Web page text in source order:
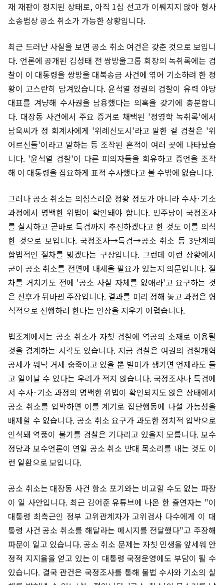
재 재판이 정지된 상태로, 아직 1심 선고가 이뤄지지 않아 형사
소송법상 공소 취소가 가능한 상황입니다.
최근 드러난 사실을 보면 공소 취소 여건은 갖춘 것으로 보입니
다. 언론에 공개된 김성태 전 쌍방울그룹 회장의 녹취록에는 검
찰이 이 대통령을 쌍방울 대북송금 사건에 엮어 기소하려 한 정
황이 고스란히 담겨있습니다. 윤석열 정권의 검찰이 유력 야당
대표를 겨냥해 수사권을 남용했다는 의혹을 갖기에 충분합니
다. 대장동 사건에서 주요 증거로 채택된 '정영학 녹취록'에서
남욱씨가 정 회계사에게 '위례신도시'라고 말한 걸 검찰은 '위
어르신들'이라고 말하는 등 조작된 흔적이 여러 곳에 나타났습
니다. '윤석열 검찰'이 다른 피의자들을 회유하고 증언을 조작
해 이 대통령을 집요하게 표적 수사했다고 볼 수밖에 없습니다.
그러나 공소 취소는 의심스러운 정황 정도가 아니라 수사·기소
과정에서 명백한 위법이 확인돼야 합니다. 민주당이 국정조사
를 실시하고 곧바로 특검까지 추진하겠다고 한 것도 이를 의식
한 것으로 보입니다. 국정조사→특검→공소 취소 등 3단계의
합법적인 절차를 밟겠다는 구상입니다. 그런데 이런 상황에서
굳이 공소 취소를 전면에 내세울 필요가 있는지 의문입니다. 절
차를 거치기도 전에 '공소 사실 자체를 없애라'고 요구하는 것
은 선후가 뒤바뀐 주장입니다. 결과를 미리 정해 놓고 과정은 형
식적으로 진행하려 한다는 인상을 지우기 어렵습니다.
법조계에서는 공소 취소가 자칫 검찰에 역공의 소재로 이용될
것을 경계하는 시각도 있습니다. 지금 검찰은 여권의 검찰개혁
공세가 워낙 거세 숨죽이고 있을 뿐 빌미가 생기면 언제라도 들
고 일어날 수 있다는 우려가 적지 않습니다. 국정조사나 특검에
서 수사·기소 과정의 명백한 위법이 확인되지도 않은 상태에서
공소 취소를 압박하면 이를 계기로 집단행동에 나설 가능성을
배제할 수 없습니다. 공소 취소 요구가 과도한 정치적 압박으로
인식돼 역풍이 불기를 검찰은 기다리고 있을지 모릅니다. 보수
정당과 보수언론이 연일 공소 취소 반대 목소리를 내는 것도 이
런 일환으로 보입니다.
공소 취소는 대장동 사건 항소 포기와는 비교할 수도 없는 파장
이 일 사안입니다. 최근 김어준 유튜브에 나온 한 출연자는 "이
대통령 최측근인 정부 고위관계자가 고위검사 다수에게 이 대
통령 사건 공소 취소를 해달라는 메시지를 전달했다"고 주장해
파문이 일고 있습니다. 공소 취소 문제는 자칫 민생을 앞세워 안
정적 지지율을 얻고 있는 이 대통령 국정운영에도 부담이 될 수
있습니다. 결국 관건은 국정조사를 통해 불법 수사와 기소의 실